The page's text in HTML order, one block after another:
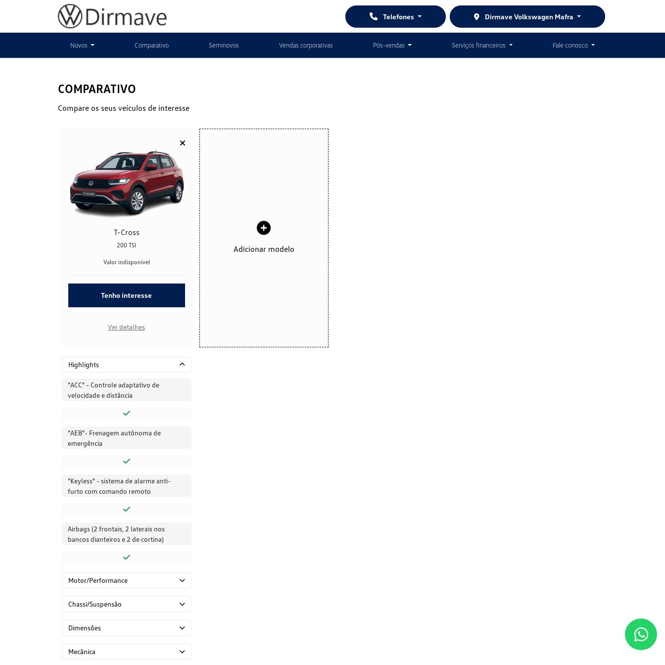
Telefones Dirmave Volkswagen Mafra
Novos Comparativo Seminovos Vendas corporativas Pós-vendas Serviços financeiros Fale conosco
COMPARATIVO
Compare os seus veículos de interesse
T-Cross
200 TSI
Valor indisponível
Tenho interesse
Ver detalhes
Adicionar modelo
Highlights
"ACC" - Controle adaptativo de
velocidade e distância
"AEB"- Frenagem autônoma de
emergência
"Keyless" - sistema de alarme anti-
furto com comando remoto
Airbags (2 frontais, 2 laterais nos
bancos dianteiros e 2 de cortina)
Motor/Performance
Chassi/Suspensão
Dimensões
Mecânica